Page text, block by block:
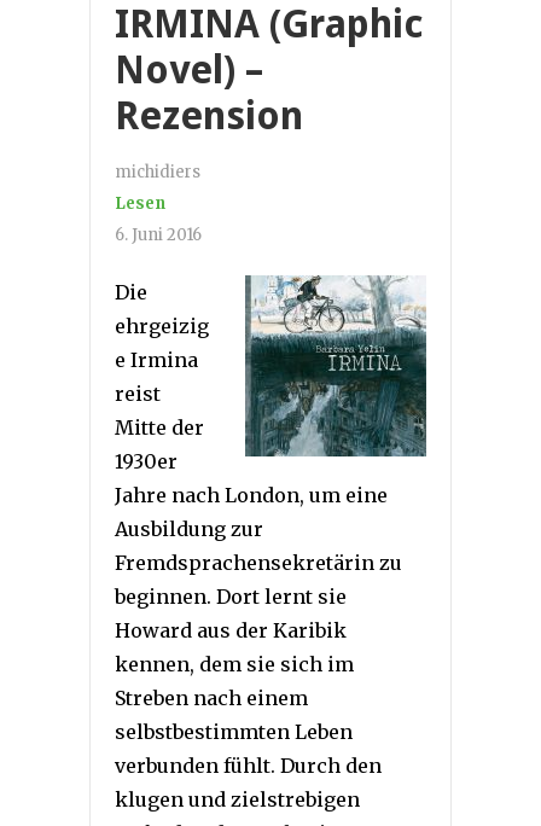
IRMINA (Graphic
Novel) –
Rezension
michidiers
Lesen
6. Juni 2016
Die
ehrgeizig
e Irmina
reist
Mitte der
1930er
Jahre nach London, um eine
Ausbildung zur
Fremdsprachensekretärin zu
beginnen. Dort lernt sie
Howard aus der Karibik
kennen, dem sie sich im
Streben nach einem
selbstbestimmten Leben
verbunden fühlt. Durch den
klugen und zielstrebigen